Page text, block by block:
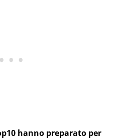
hanno preparato per